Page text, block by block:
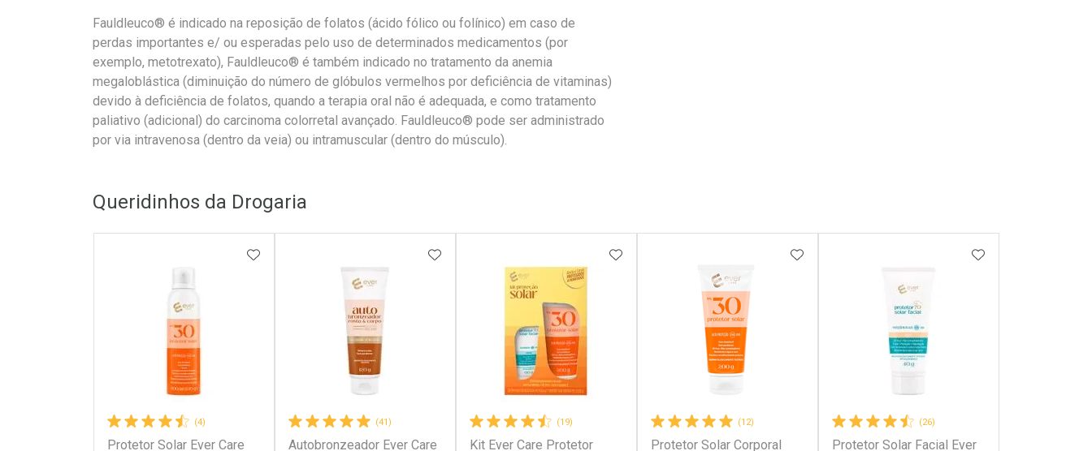
Fauldleuco® é indicado na reposição de folatos (ácido fólico ou folínico) em caso de
perdas importantes e/ ou esperadas pelo uso de determinados medicamentos (por
exemplo, metotrexato), Fauldleuco® é também indicado no tratamento da anemia
megaloblástica (diminuição do número de glóbulos vermelhos por deficiência de vitaminas)
devido à deficiência de folatos, quando a terapia oral não é adequada, e como tratamento
paliativo (adicional) do carcinoma colorretal avançado. Fauldleuco® pode ser administrado
por via intravenosa (dentro da veia) ou intramuscular (dentro do músculo).
Queridinhos da Drogaria
(4)
Protetor Solar Ever Care
ADICIONAR AOS FAVORITOS
(41)
Autobronzeador Ever Care
ADICIONAR AOS FAVORITOS
(19)
Kit Ever Care Protetor
ADICIONAR AOS FAVORITOS
(12)
Protetor Solar Corporal
ADICIONAR AOS FAVORITOS
(26)
Protetor Solar Facial Ever
ADICIONAR AOS